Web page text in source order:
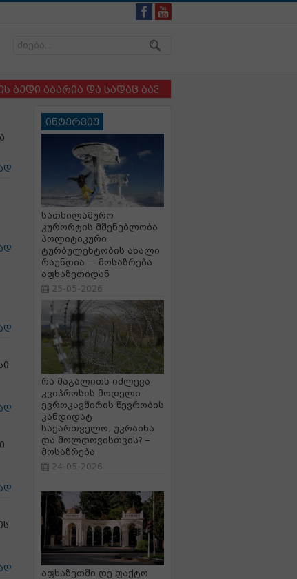
აბარია და სადაც ბავშვსა და ძაღლს
ინტერვიუ
სათხილამურო
კურორტის მშენებლობა
პოლიტიკური
ტურბულენტობის ახალი
რაუნდია — მოსაზრება
აფხაზეთიდან
25-05-2026
რა მაგალითს იძლევა
კვიპროსის მოდელი
ევროკავშირის წევრობის
კანდიდატ
საქართველო, უკრაინა
და მოლდოვისთვის? –
მოსაზრება
24-05-2026
აფხაზეთში დე ფაქტო